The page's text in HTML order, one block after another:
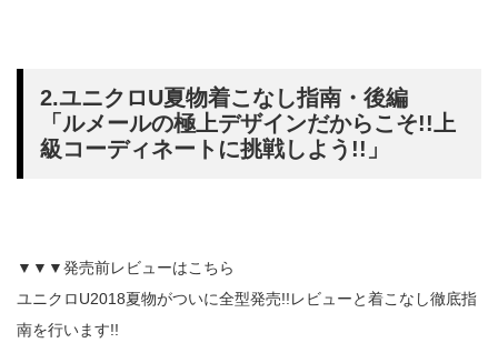
2.ユニクロU夏物着こなし指南・後編
「ルメールの極上デザインだからこそ!!上
級コーディネートに挑戦しよう!!」
▼▼▼発売前レビューはこちら
ユニクロU2018夏物がついに全型発売!!レビューと着こなし徹底指
南を行います!!